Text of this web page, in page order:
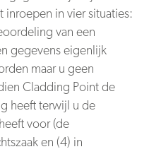
inroepen in vier situaties:
van een
gegevens eigenlijk
maar u geen
Cladding Point de
heeft terwijl u de
voor (de
en (4) in